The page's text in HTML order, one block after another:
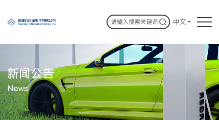
中文
新闻公告
News